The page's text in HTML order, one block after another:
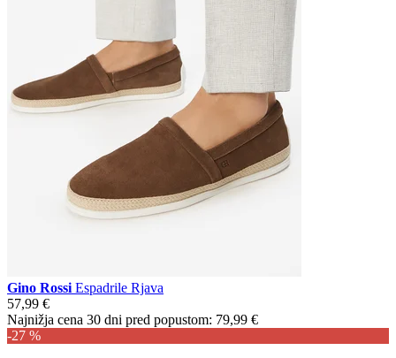
Gino Rossi Espadrile Rjava
57,99 €
Najnižja cena 30 dni pred popustom: 79,99 €
-27 %